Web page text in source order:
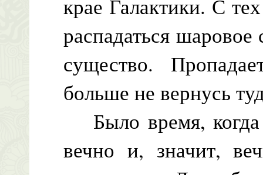
крае Галактики. С
распадаться шаровое
существо.
больше не вернусь
Было время, когда
вечно и, значит,